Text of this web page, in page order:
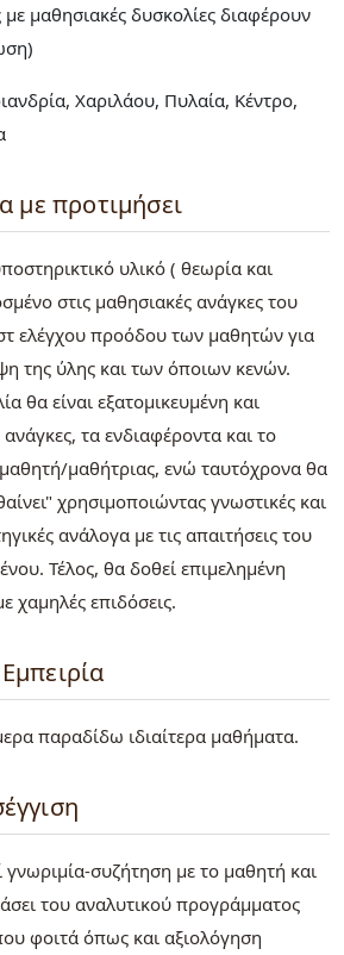
με μαθησιακές δυσκολίες διαφέρουν
Χαριλάου, Πυλαία, Κέντρο,
με προτιμήσει
υλικό ( θεωρία και
στις μαθησιακές ανάγκες του
ελέγχου προόδου των μαθητών για
της ύλης και των όποιων κενών.
θα είναι εξατομικευμένη και
τα ενδιαφέροντα και το
μαθήτριας, ενώ ταυτόχρονα θα
χρησιμοποιώντας γνωστικές και
ανάλογα με τις απαιτήσεις του
Τέλος, θα δοθεί επιμελημένη
χαμηλές επιδόσεις.
παραδίδω ιδιαίτερα μαθήματα.
συζήτηση με το μαθητή και
του αναλυτικού προγράμματος
φοιτά όπως και αξιολόγηση